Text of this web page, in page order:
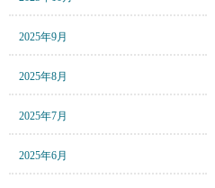
2025年9月
2025年8月
2025年7月
2025年6月